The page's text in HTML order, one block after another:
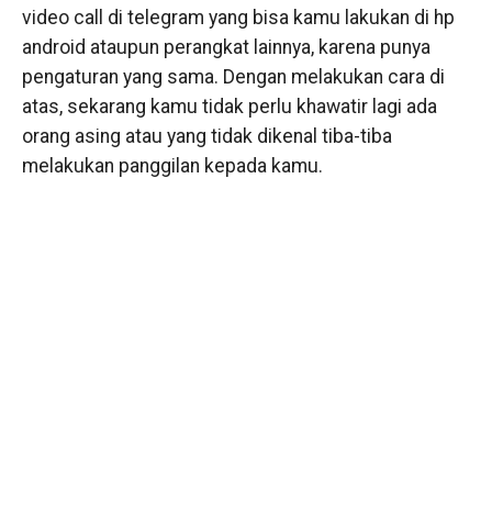
video call di telegram yang bisa kamu lakukan di hp
android ataupun perangkat lainnya, karena punya
pengaturan yang sama. Dengan melakukan cara di
atas, sekarang kamu tidak perlu khawatir lagi ada
orang asing atau yang tidak dikenal tiba-tiba
melakukan panggilan kepada kamu.